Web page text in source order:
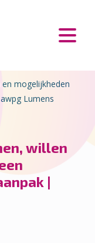
mogelijkheden
Lumens
willen
|